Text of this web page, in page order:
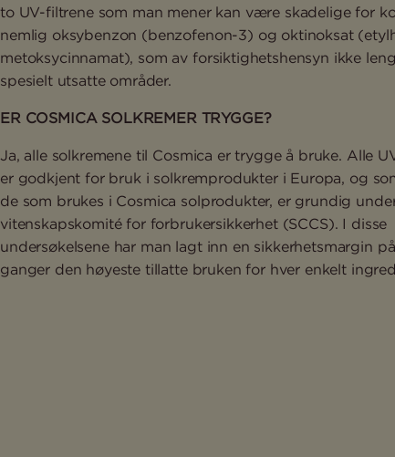
to UV-filtrene som man mener kan være skadelige for
nemlig oksybenzon (benzofenon-3) og oktinoksat
metoksycinnamat), som av forsiktighetshensyn ikke
spesielt utsatte områder.
ER COSMICA SOLKREMER TRYGGE?
Ja, alle solkremene til Cosmica er trygge å bruke. Alle
er godkjent for bruk i solkremprodukter i Europa, og
de som brukes i Cosmica solprodukter, er grundig
vitenskapskomité for forbrukersikkerhet (SCCS). I disse
undersøkelsene har man lagt inn en sikkerhetsmargin
ganger den høyeste tillatte bruken for hver enkelt